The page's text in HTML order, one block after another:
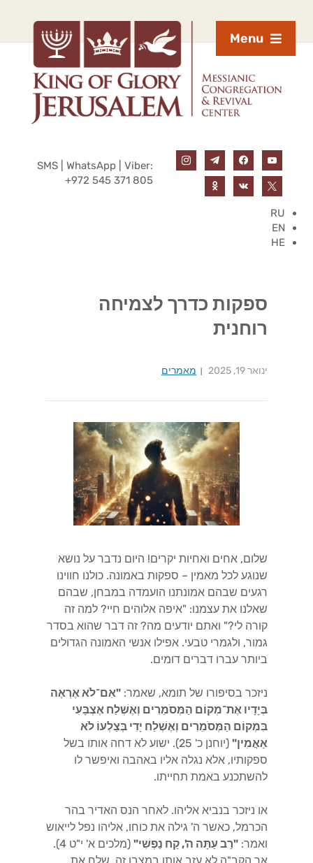
Menu
SMS | WhatsApp | Viber:
+972 545 371 805
RU
EN
HE
ספקות כדרך לצמיחה
רוחנית
ינואר 19, 2025 מאמרים
שלום, אחים ואחיות יקרים! היום נדבר על נושא
שנוגע לכל מאמין – ספקות באמונה. כולנו חווינו
רגעים שבהם אמונתנו הועמדה במבחן, שבהם
שאלנו את עצמנו: "איפה אלוהים חיי? למה זה
קורה לי?" ואתם יודעים מה? זה דבר שהוא בסדר
גמור, ולגמרי טבעי. אפילו אנשי האמונה הגדולים
ביותר עברו דברים דומים.
ניזכר בסיפורו של תומא, שאמר: "אִם־לֹא אֶרְאֶה
בְּיָדָיו אֶת־מְקוֹם הַמְּסֹמֵרִים וְאֶשְׁלַח אֶצְבָּעִי
בִּמְקוֹם הַמְּסֹמֵרִים וְאֶשְׁלַח יָדִי בְּצַלְעוֹ לֹא
אַאֲמִין"
(יוחנן כ' 25). ישוע לא דחה אותו בשל
ספקותיו, אלא נגלה אליו באהבה ואיפשר לו
להשתכנע באמת תחייתו.
או ניזכר בנביא אליהו. לאחר הנס האדיר בהר
הכרמל, כאשר ה' גילה את כוחו, אליהו נפל לייאוש
ואמר: "רַב עַתָּה ה', קַח נַפְשִׁי"
(מלכים א' י"ט 4).